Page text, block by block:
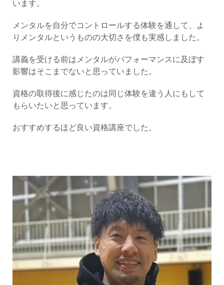
います。
メンタルを自分でコントロールする体験を通して、よ
りメンタルというものの大切さを僕も実感しました。
講義を受ける前はメンタルがパフォーマンスに及ぼす
影響はそこまでないと思っていました。
資格の取得後に感じたのは同じ体験を違う人にもして
もらいたいと思っています。
おすすめするほど良い資格講座でした。